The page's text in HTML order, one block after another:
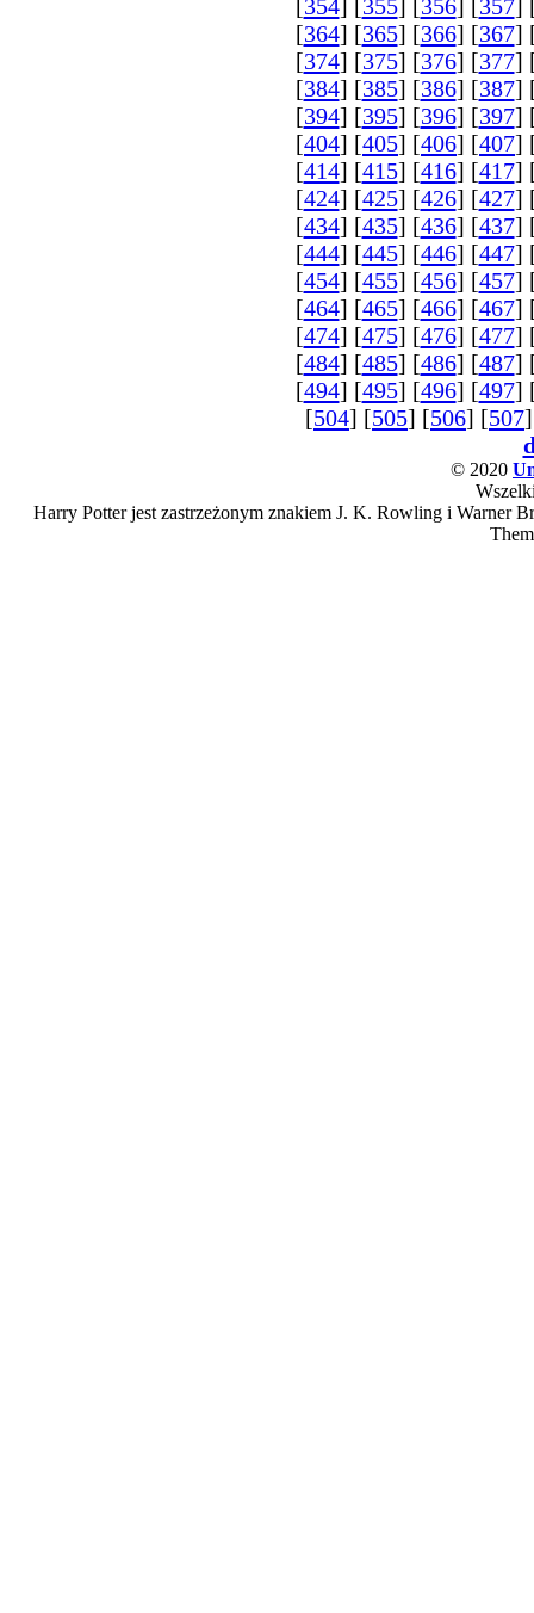
[354] [355] [356] [357]
[364] [365] [366] [367]
[374] [375] [376] [377]
[384] [385] [386] [387]
[394] [395] [396] [397]
[404] [405] [406] [407]
[414] [415] [416] [417]
[424] [425] [426] [427]
[434] [435] [436] [437]
[444] [445] [446] [447]
[454] [455] [456] [457]
[464] [465] [466] [467]
[474] [475] [476] [477]
[484] [485] [486] [487]
[494] [495] [496] [497]
[504] [505] [506] [507
© 2020
Harry Potter jest zastrzeżonym znakiem J. K. Rowling i Warner